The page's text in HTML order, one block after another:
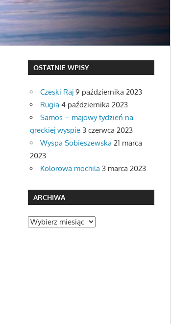
OSTATNIE WPISY
Czeski Raj 9 października 2023
Rugia 4 października 2023
Samos – majowy tydzień na
greckiej wyspie 3 czerwca 2023
Wyspa Sobieszewska 21 marca
2023
Kolorowa mochila 3 marca 2023
ARCHIWA
Archiwa